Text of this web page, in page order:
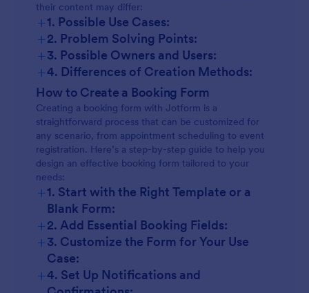
their content may differ:
+1. Possible Use Cases:
+2. Problem Solving Points:
+3. Possible Owners and Users:
+4. Differences of Creation Methods:
How to Create a Booking Form
Creating a booking form with Jotform is a
straightforward process that can be customized for
any scenario, from appointment scheduling to event
registration. Here’s a step-by-step guide to help you
design an effective booking form tailored to your
needs:
+1. Start with the Right Template or a
Blank Form:
+2. Add Essential Booking Fields:
+3. Customize the Form for Your Use
Case:
+4. Set Up Notifications and